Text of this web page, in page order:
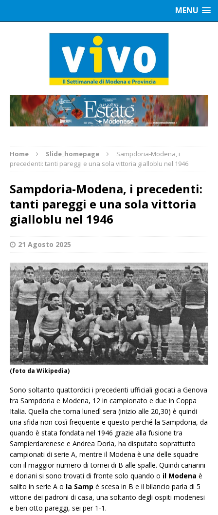
MENU
Home Slide_homepage
Sampdoria-Modena, i
precedenti: tanti pareggi e una sola vittoria gialloblu nel 1946
Sampdoria-Modena, i precedenti:
tanti pareggi e una sola vittoria
gialloblu nel 1946
21 Agosto 2025
(foto da Wikipedia)
Sono soltanto quattordici i precedenti ufficiali giocati a Genova
tra Sampdoria e Modena, 12 in campionato e due in Coppa
Italia. Quella che torna lunedì sera (inizio alle 20,30) è quindi
una sfida non così frequente e questo perché la Sampdoria, da
quando è stata fondata nel 1946 grazie alla fusione tra
Sampierdarenese e Andrea Doria, ha disputato soprattutto
campionati di serie A, mentre il Modena è una delle squadre
con il maggior numero di tornei di B alle spalle. Quindi canarini
e doriani si sono trovati di fronte solo quando o il Modena è
salito in serie A o la Samp è scesa in B e il bilancio parla di 5
vittorie dei padroni di casa, una soltanto degli ospiti modenesi
e ben otto pareggi, sei per 1-1.